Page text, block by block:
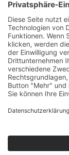
›
befristet
›Wasserstoff-
konkrete Schritte
›Solaranlage
LichtBlick
Jetzt an der
Wir möchten
kostenlose
umgehend